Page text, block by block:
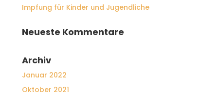
Impfung für Kinder und Jugendliche
Neueste Kommentare
Archiv
Januar 2022
Oktober 2021